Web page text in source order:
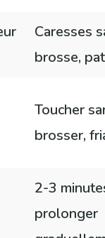
Caresses
brosse,
Toucher
brosser,
2-3
prolonger